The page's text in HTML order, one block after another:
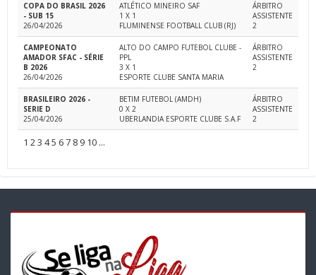
COPA DO BRASIL 2026
- SUB 15
26/04/2026
ATLÉTICO MINEIRO SAF
1 X 1
FLUMINENSE FOOTBALL CLUB (RJ)
ÁRBITRO
ASSISTENTE
2
CAMPEONATO
AMADOR SFAC - SÉRIE
B 2026
26/04/2026
ALTO DO CAMPO FUTEBOL CLUBE -
PPL
3 X 1
ESPORTE CLUBE SANTA MARIA
ÁRBITRO
ASSISTENTE
2
BRASILEIRO 2026 -
SERIE D
25/04/2026
BETIM FUTEBOL (AMDH)
0 X 2
UBERLANDIA ESPORTE CLUBE S.A.F
ÁRBITRO
ASSISTENTE
2
1 23 45 67 8 9 10 ...